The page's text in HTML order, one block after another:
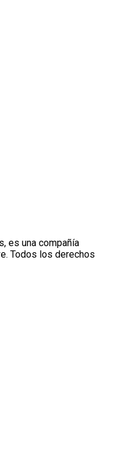
es una compañía
Todos los derechos